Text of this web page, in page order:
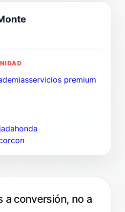
servicios premium
a conversión, no a